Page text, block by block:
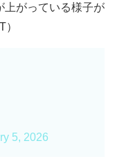
上がっている様子が
5, 2026